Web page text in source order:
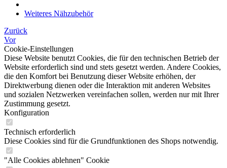
Weiteres Nähzubehör
Zurück
Vor
Cookie-Einstellungen
Diese Website benutzt Cookies, die für den technischen Betrieb der
Website erforderlich sind und stets gesetzt werden. Andere Cookies,
die den Komfort bei Benutzung dieser Website erhöhen, der
Direktwerbung dienen oder die Interaktion mit anderen Websites
und sozialen Netzwerken vereinfachen sollen, werden nur mit Ihrer
Zustimmung gesetzt.
Konfiguration
Technisch erforderlich
Diese Cookies sind für die Grundfunktionen des Shops notwendig.
"Alle Cookies ablehnen" Cookie